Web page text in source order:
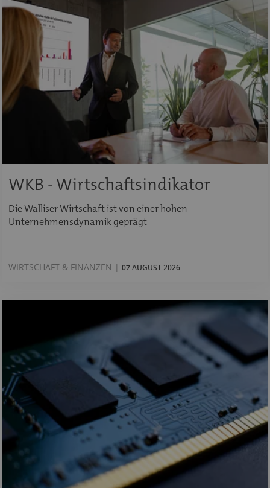
WKB - Wirtschaftsindikator
Die Walliser Wirtschaft ist von einer hohen
Unternehmensdynamik geprägt
WIRTSCHAFT & FINANZEN | 07 AUGUST 2026